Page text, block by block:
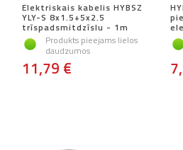
Elektriskais kabelis HYBSZ
YLY-S 8x1.5+5x2.5
trīspadsmitdzīslu - 1m
Produkts pieejams lielos
daudzumos
11,79 €